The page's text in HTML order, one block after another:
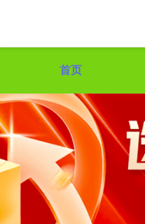
首页